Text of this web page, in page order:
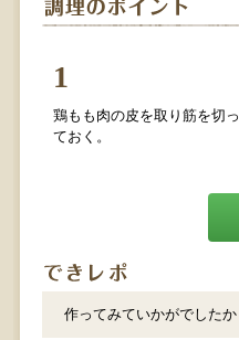
1
鶏もも肉の皮を取り筋を切っ
ておく。
作ってみていかがでした